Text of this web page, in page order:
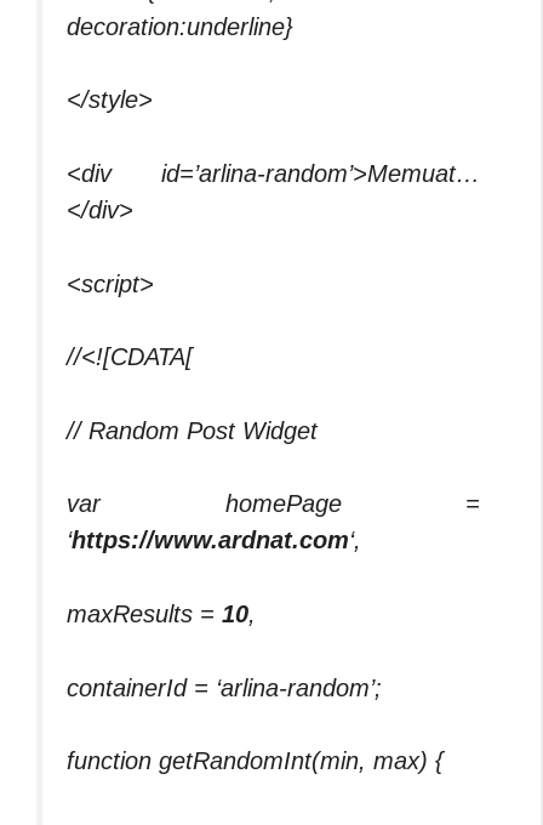
decoration:underline}
</style>
<div id=’arlina-random’>Memuat…
</div>
<script>
//<![CDATA[
// Random Post Widget
var homePage =
‘https://www.ardnat.com‘,
maxResults = 10,
containerId = ‘arlina-random’;
function getRandomInt(min, max) {